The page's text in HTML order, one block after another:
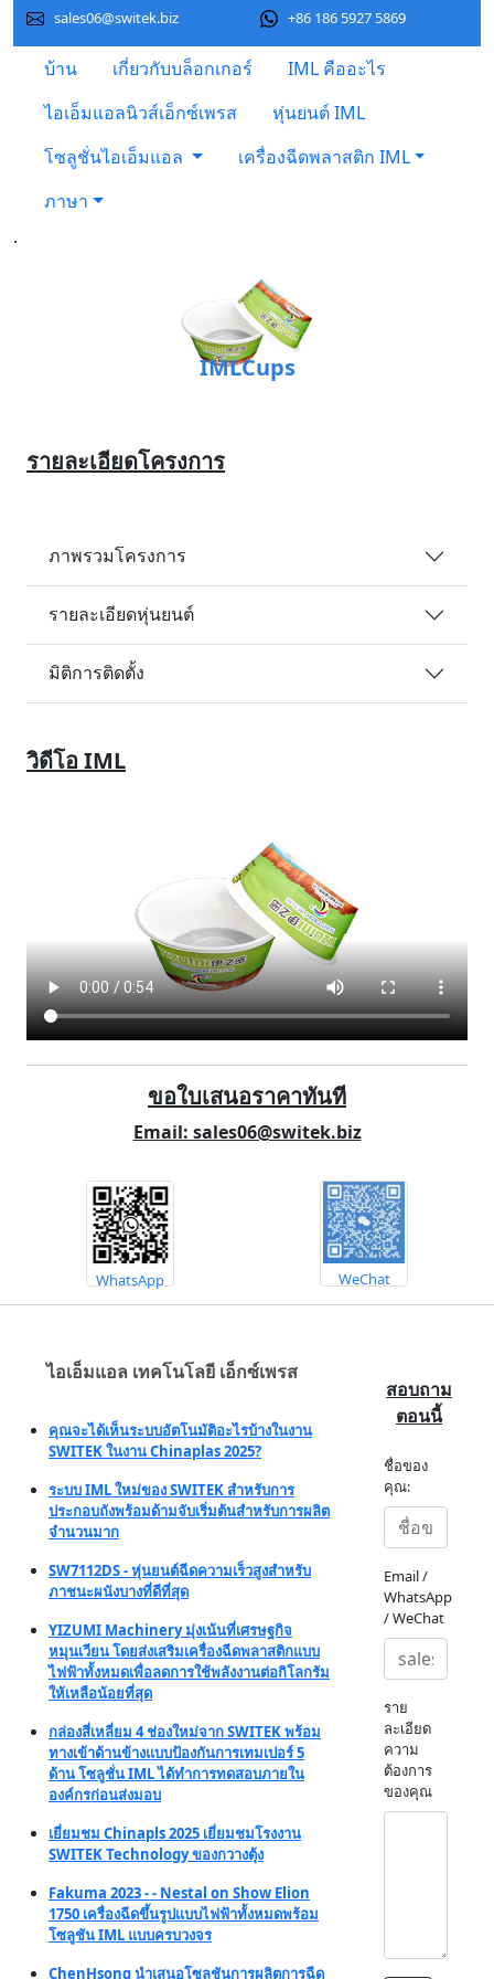
sales06@switek.biz +86 186 5927 5869
บ้าน เกี่ยวกับบล็อกเกอร์
IML คืออะไร
ไอเอ็มแอลนิวส์เอ็กซ์เพรส
หุ่นยนต์ IML
โซลูชั่นไอเอ็มแอล
เครื่องฉีดพลาสติก IML
ภาษา
.
IMLCups
รายละเอียดโครงการ
ภาพรวมโครงการ
รายละเอียดหุ่นยนต์
มิติการติดตั้ง
วิดีโอ IML
ขอใบเสนอราคาทันที
Email: sales06@switek.biz
WhatsApp WeChat
ไอเอ็มแอล เทคโนโลยี เอ็กซ์เพรส
คุณจะได้เห็นระบบอัตโนมัติอะไรบ้างในงาน
SWITEK ในงาน Chinaplas 2025?
ระบบ IML ใหม่ของ SWITEK สำหรับการ
ประกอบถังพร้อมด้ามจับเริ่มต้นสำหรับการผลิต
จำนวนมาก
SW7112DS - หุ่นยนต์ฉีดความเร็วสูงสำหรับ
ภาชนะผนังบางที่ดีที่สุด
YIZUMI Machinery มุ่งเน้นที่เศรษฐกิจ
หมุนเวียน โดยส่งเสริมเครื่องฉีดพลาสติกแบบ
ไฟฟ้าทั้งหมดเพื่อลดการใช้พลังงานต่อกิโลกรัม
ให้เหลือน้อยที่สุด
กล่องสี่เหลี่ยม 4 ช่องใหม่จาก SWITEK พร้อม
ทางเข้าด้านข้างแบบป้องกันการเทมเปอร์ 5
ด้าน โซลูชั่น IML ได้ทำการทดสอบภายใน
องค์กรก่อนส่งมอบ
เยี่ยมชม Chinapls 2025 เยี่ยมชมโรงงาน
SWITEK Technology ของกวางตุ้ง
Fakuma 2023 - - Nestal on Show Elion
1750 เครื่องฉีดขึ้นรูปแบบไฟฟ้าทั้งหมดพร้อม
โซลูชัน IML แบบครบวงจร
ChenHsong นำเสนอโซลูชันการผลิตการฉีด
สอบถาม
ตอนนี้
ชื่อของ
คุณ:
Email /
WhatsApp
/ WeChat
ราย
ละเอียด
ความ
ต้องการ
ของคุณ